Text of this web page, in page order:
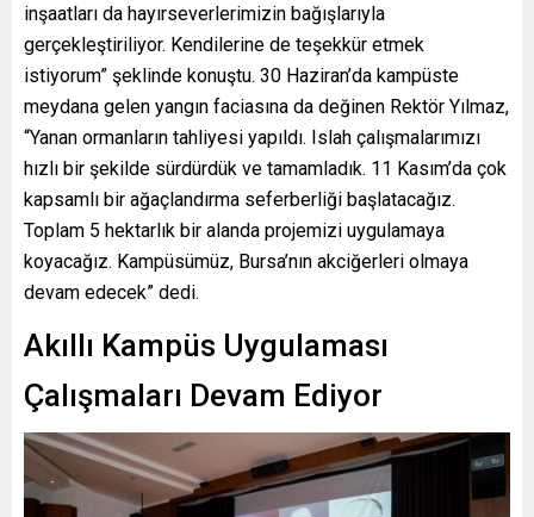
inşaatları da hayırseverlerimizin bağışlarıyla
gerçekleştiriliyor. Kendilerine de teşekkür etmek
istiyorum” şeklinde konuştu. 30 Haziran’da kampüste
meydana gelen yangın faciasına da değinen Rektör Yılmaz,
“Yanan ormanların tahliyesi yapıldı. Islah çalışmalarımızı
hızlı bir şekilde sürdürdük ve tamamladık. 11 Kasım’da çok
kapsamlı bir ağaçlandırma seferberliği başlatacağız.
Toplam 5 hektarlık bir alanda projemizi uygulamaya
koyacağız. Kampüsümüz, Bursa’nın akciğerleri olmaya
devam edecek” dedi.
Akıllı Kampüs Uygulaması
Çalışmaları Devam Ediyor